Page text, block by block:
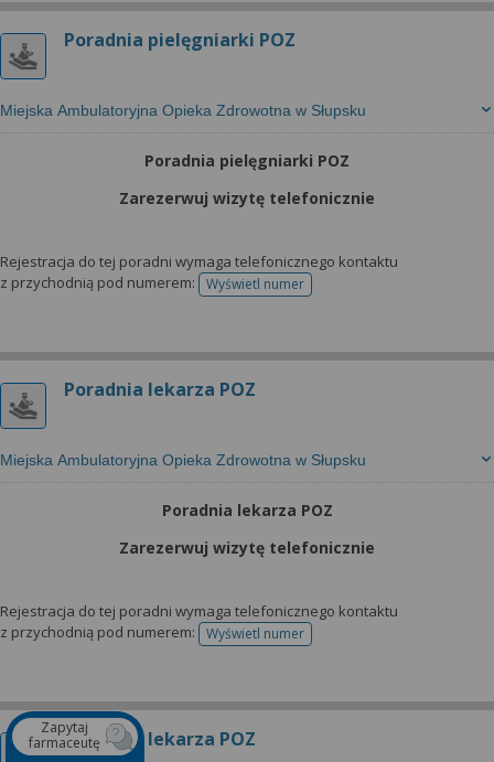
Poradnia pielęgniarki POZ
Miejska Ambulatoryjna Opieka Zdrowotna w Słupsku
Poradnia pielęgniarki POZ
Zarezerwuj wizytę telefonicznie
Rejestracja do tej poradni wymaga telefonicznego kontaktu
z przychodnią pod numerem:
Wyświetl numertelefonu do rejestracji
Poradnia lekarza POZ
Miejska Ambulatoryjna Opieka Zdrowotna w Słupsku
Poradnia lekarza POZ
Zarezerwuj wizytę telefonicznie
Rejestracja do tej poradni wymaga telefonicznego kontaktu
z przychodnią pod numerem:
Wyświetl numertelefonu do rejestracji
Poradnia lekarza POZ
Zapytaj
farmaceutę